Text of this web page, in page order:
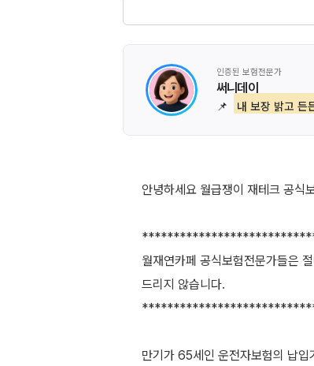
인증된 보험전문가
써니데이
📌 내 보장 밝고 든
안녕하세요 월급쟁이 재테크 공식
월재연카페 공식보험전문가들은
드리지 않습니다.
만기가 65세인 운전자보험의 납